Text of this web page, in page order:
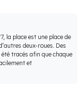
la place est une place de
deux-roues. Des
tracés afin que chaque
et